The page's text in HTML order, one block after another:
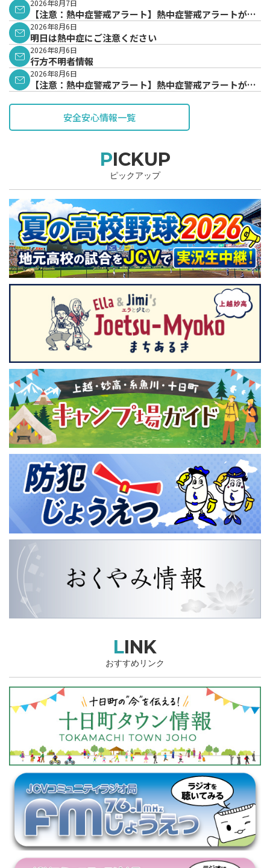
2026年8月7日
【注意：熱中症警戒アラート】熱中症警戒アラートが発
表されています。
2026年8月6日
明日は熱中症にご注意ください
2026年8月6日
行方不明者情報
2026年8月6日
【注意：熱中症警戒アラート】熱中症警戒アラートが発
安全安心情報一覧
PICKUP
ピックアップ
LINK
おすすめリンク